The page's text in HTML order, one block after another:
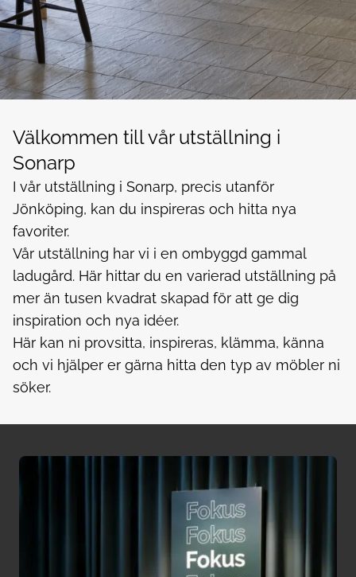
Välkommen till vår utställning i
Sonarp
I vår utställning i Sonarp, precis utanför
Jönköping, kan du inspireras och hitta nya
favoriter.
Vår utställning har vi i en ombyggd gammal
ladugård. Här hittar du en varierad utställning på
mer än tusen kvadrat skapad för att ge dig
inspiration och nya idéer.
Här kan ni provsitta, inspireras, klämma, känna
och vi hjälper er gärna hitta den typ av möbler ni
söker.